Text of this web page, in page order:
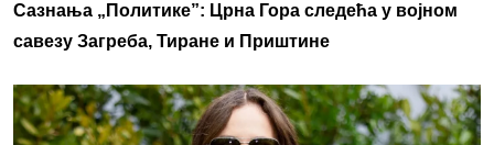
Сазнања „Политике”: Црна Гора следећа у војном
савезу Загреба, Тиране и Приштине